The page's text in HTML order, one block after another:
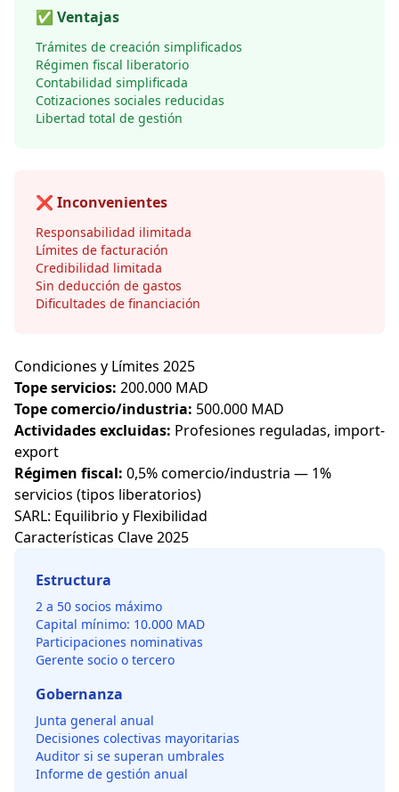
✅ Ventajas
Trámites de creación simplificados
Régimen fiscal liberatorio
Contabilidad simplificada
Cotizaciones sociales reducidas
Libertad total de gestión
❌ Inconvenientes
Responsabilidad ilimitada
Límites de facturación
Credibilidad limitada
Sin deducción de gastos
Dificultades de financiación
Condiciones y Límites 2025
Tope servicios: 200.000 MAD
Tope comercio/industria: 500.000 MAD
Actividades excluidas: Profesiones reguladas, import-
export
Régimen fiscal: 0,5% comercio/industria — 1%
servicios (tipos liberatorios)
SARL: Equilibrio y Flexibilidad
Características Clave 2025
Estructura
2 a 50 socios máximo
Capital mínimo: 10.000 MAD
Participaciones nominativas
Gerente socio o tercero
Gobernanza
Junta general anual
Decisiones colectivas mayoritarias
Auditor si se superan umbrales
Informe de gestión anual